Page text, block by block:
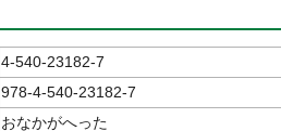
4-540-23182-7
978-4-540-23182-7
おなかがへった